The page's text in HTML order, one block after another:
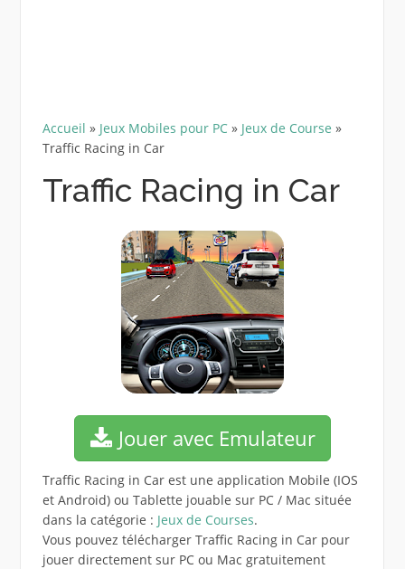
Accueil » Jeux Mobiles pour PC» Jeux de Course »
Traffic Racing in Car
Traffic Racing in Car
Jouer avec Emulateur
Traffic Racing in Car est une application Mobile (IOS
et Android) ou Tablette jouable sur PC / Mac située
dans la catégorie : Jeux de Courses.
Vous pouvez télécharger Traffic Racing in Car pour
jouer directement sur PC ou Mac gratuitement